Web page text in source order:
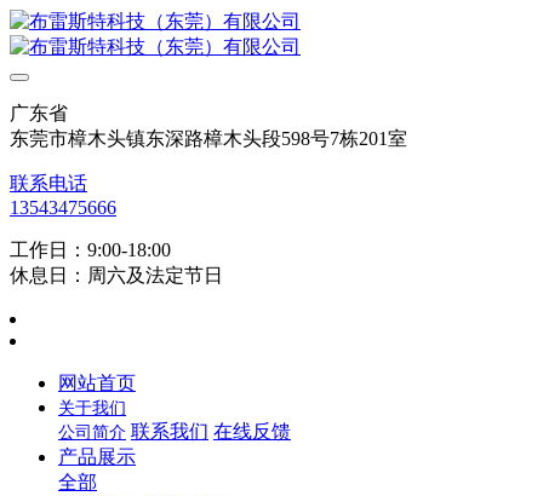
广东省
东莞市樟木头镇东深路樟木头段598号7栋201室
联系电话
13543475666
工作日：9:00-18:00
休息日：周六及法定节日
网站首页
关于我们
公司简介 联系我们 在线反馈
产品展示
全部